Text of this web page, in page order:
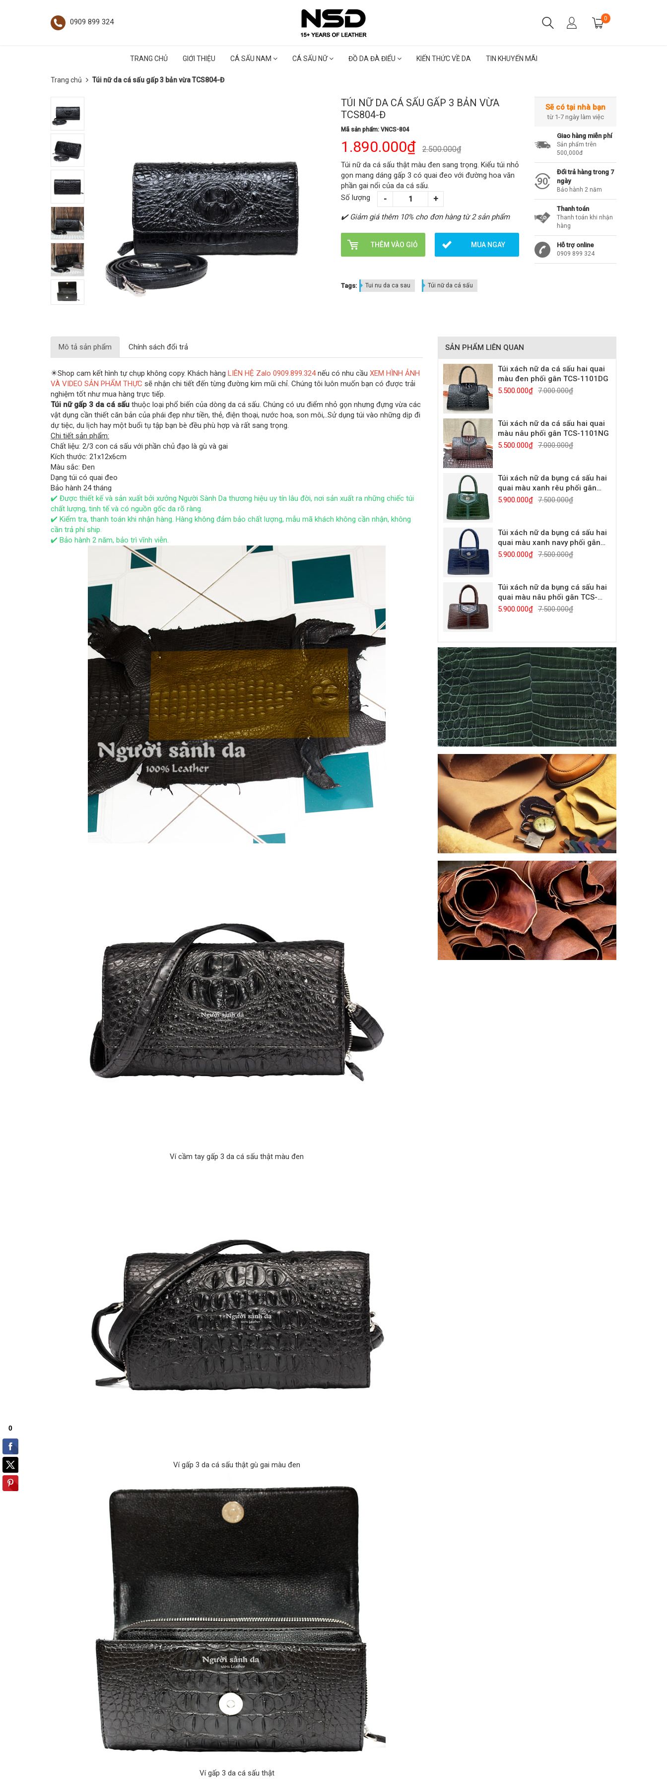
0909 899 324 0
TRANG CHỦ GIỚI THIỆU CÁ SẤU NAM CÁ SẤU NỮ ĐỒ DA ĐÀ ĐIỂU KIẾN THỨC VỀ DA TIN KHUYẾN MÃI
Trang chủ Túi nữ da cá sấu gấp 3 bản vừa TCS804-Đ
TÚI NỮ DA CÁ SẤU GẤP 3 BẢN VỪA
TCS804-Đ
Mã sản phẩm: VNCS-804
1.890.000₫ 2.500.000₫
Túi nữ da cá sấu thật màu đen sang trọng. Kiểu túi nhỏ
gọn mang dáng gấp 3 có quai đeo với đường hoa văn
phần gai nổi của da cá sấu.
Số lượng
✔️ Giảm giá thêm 10% cho đơn hàng từ 2 sản phẩm
THÊM VÀO GIỎ MUA NGAY
Tags: Tui nu da ca sau Túi nữ da cá sấu
Sẽ có tại nhà bạn
từ 1-7 ngày làm việc
Giao hàng miễn phí
Sản phẩm trên
500,000đ
Đổi trả hàng trong 7
ngày
Bảo hành 2 năm
Thanh toán
Thanh toán khi nhận
hàng
Hỗ trợ online
0909 899 324
Mô tả sản phẩm Chính sách đổi trả
✴️Shop cam kết hình tự chụp không copy. Khách hàng LIÊN HỆ Zalo 0909.899.324nếu có nhu cầu XEM HÌNH ẢNH
VÀ VIDEO SẢN PHẨM THỰC sẽ nhận chi tiết đến từng đường kim mũi chỉ. Chúng tôi luôn muốn bạn có được trải
nghiệm tốt như mua hàng trực tiếp.
Túi nữ gấp 3 da cá sấu thuộc loại phổ biến của dòng da cá sấu. Chúng có ưu điểm nhỏ gọn nhưng đựng vừa các
vật dụng cần thiết căn bản của phái đẹp như tiền, thẻ, điện thoại, nước hoa, son môi,..Sử dụng túi vào những dịp đi
dự tiệc, du lịch hay một buổi tụ tập bạn bè đều phù hợp và rất sang trọng.
Chi tiết sản phẩm:
Chất liệu: 2/3 con cá sấu với phần chủ đạo là gù và gai
Kích thước: 21x12x6cm
Màu sắc: Đen
Dạng túi có quai đeo
Bảo hành 24 tháng
✔️ Được thiết kế và sản xuất bởi xưởng Người Sành Da thương hiệu uy tín lâu đời, nơi sản xuất ra những chiếc túi
chất lượng, tinh tế và có nguồn gốc da rõ ràng.
✔️ Kiểm tra, thanh toán khi nhận hàng. Hàng không đảm bảo chất lượng, mẫu mã khách không cần nhận, không
cần trả phí ship.
✔️ Bảo hành 2 năm, bảo trì vĩnh viễn.
Ví cầm tay gấp 3 da cá sấu thật màu đen
Ví gấp 3 da cá sấu thật gù gai màu đen
Ví gấp 3 da cá sấu thật
SẢN PHẨM LIÊN QUAN
Túi xách nữ da cá sấu hai quai
màu đen phối gân TCS-1101DG
5.500.000₫ 7.000.000₫
Túi xách nữ da cá sấu hai quai
màu nâu phối gân TCS-1101NG
5.500.000₫ 7.000.000₫
Túi xách nữ da bụng cá sấu hai
quai màu xanh rêu phối gân
TCS-1101R
5.900.000₫ 7.500.000₫
Túi xách nữ da bụng cá sấu hai
quai màu xanh navy phối gân
TCS-1101NV
5.900.000₫ 7.500.000₫
Túi xách nữ da bụng cá sấu hai
quai màu nâu phối gân TCS-
1101N
5.900.000₫ 7.500.000₫